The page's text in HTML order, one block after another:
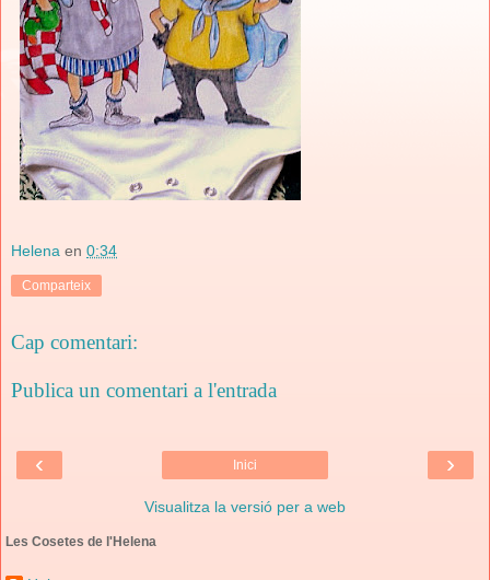
Helena en 0:34
Comparteix
Cap comentari:
Publica un comentari a l'entrada
‹ ›
Inici
Visualitza la versió per a web
Les Cosetes de l'Helena